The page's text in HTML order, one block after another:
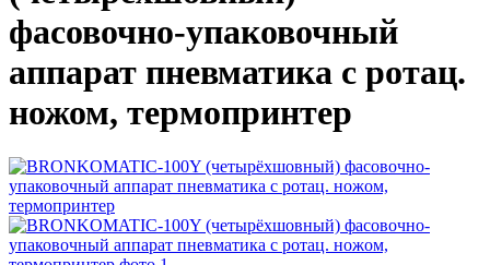
фасовочно-упаковочный
аппарат пневматика с ротац.
ножом, термопринтер